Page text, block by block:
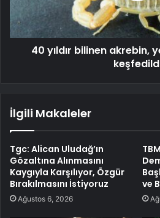
40 yıldır bilinen akrebin,
İlgili Makaleler
Tgc: Alican Uludağ’ın
Gözaltına Alınmasını
Kaygıyla Karşılıyor, Özgür
Bırakılmasını İstiyoruz
Ağustos 6, 2026
ve